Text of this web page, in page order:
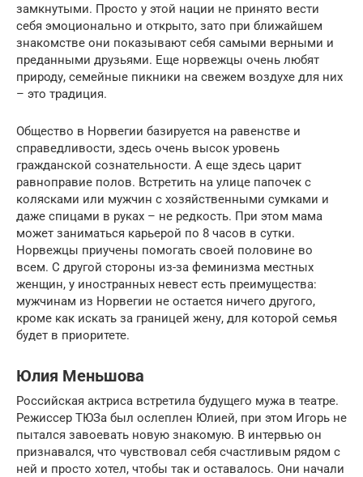
замкнутыми. Просто у этой нации не принято вести
себя эмоционально и открыто, зато при ближайшем
знакомстве они показывают себя самыми верными и
преданными друзьями. Еще норвежцы очень любят
природу, семейные пикники на свежем воздухе для них
– это традиция.
Общество в Норвегии базируется на равенстве и
справедливости, здесь очень высок уровень
гражданской сознательности. А еще здесь царит
равноправие полов. Встретить на улице папочек с
колясками или мужчин с хозяйственными сумками и
даже спицами в руках – не редкость. При этом мама
может заниматься карьерой по 8 часов в сутки.
Норвежцы приучены помогать своей половине во
всем. С другой стороны из-за феминизма местных
женщин, у иностранных невест есть преимущества:
мужчинам из Норвегии не остается ничего другого,
кроме как искать за границей жену, для которой семья
будет в приоритете.
Юлия Меньшова
Российская актриса встретила будущего мужа в театре.
Режиссер ТЮЗа был ослеплен Юлией, при этом Игорь не
пытался завоевать новую знакомую. В интервью он
признавался, что чувствовал себя счастливым рядом с
ней и просто хотел, чтобы так и оставалось. Они начали